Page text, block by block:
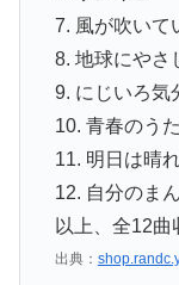
7. 風が吹いて
8. 地球にやさ
9. にじいろ気
10. 青春のうた
11. 明日は晴
12. 自分のま
以上、全12曲
出典：